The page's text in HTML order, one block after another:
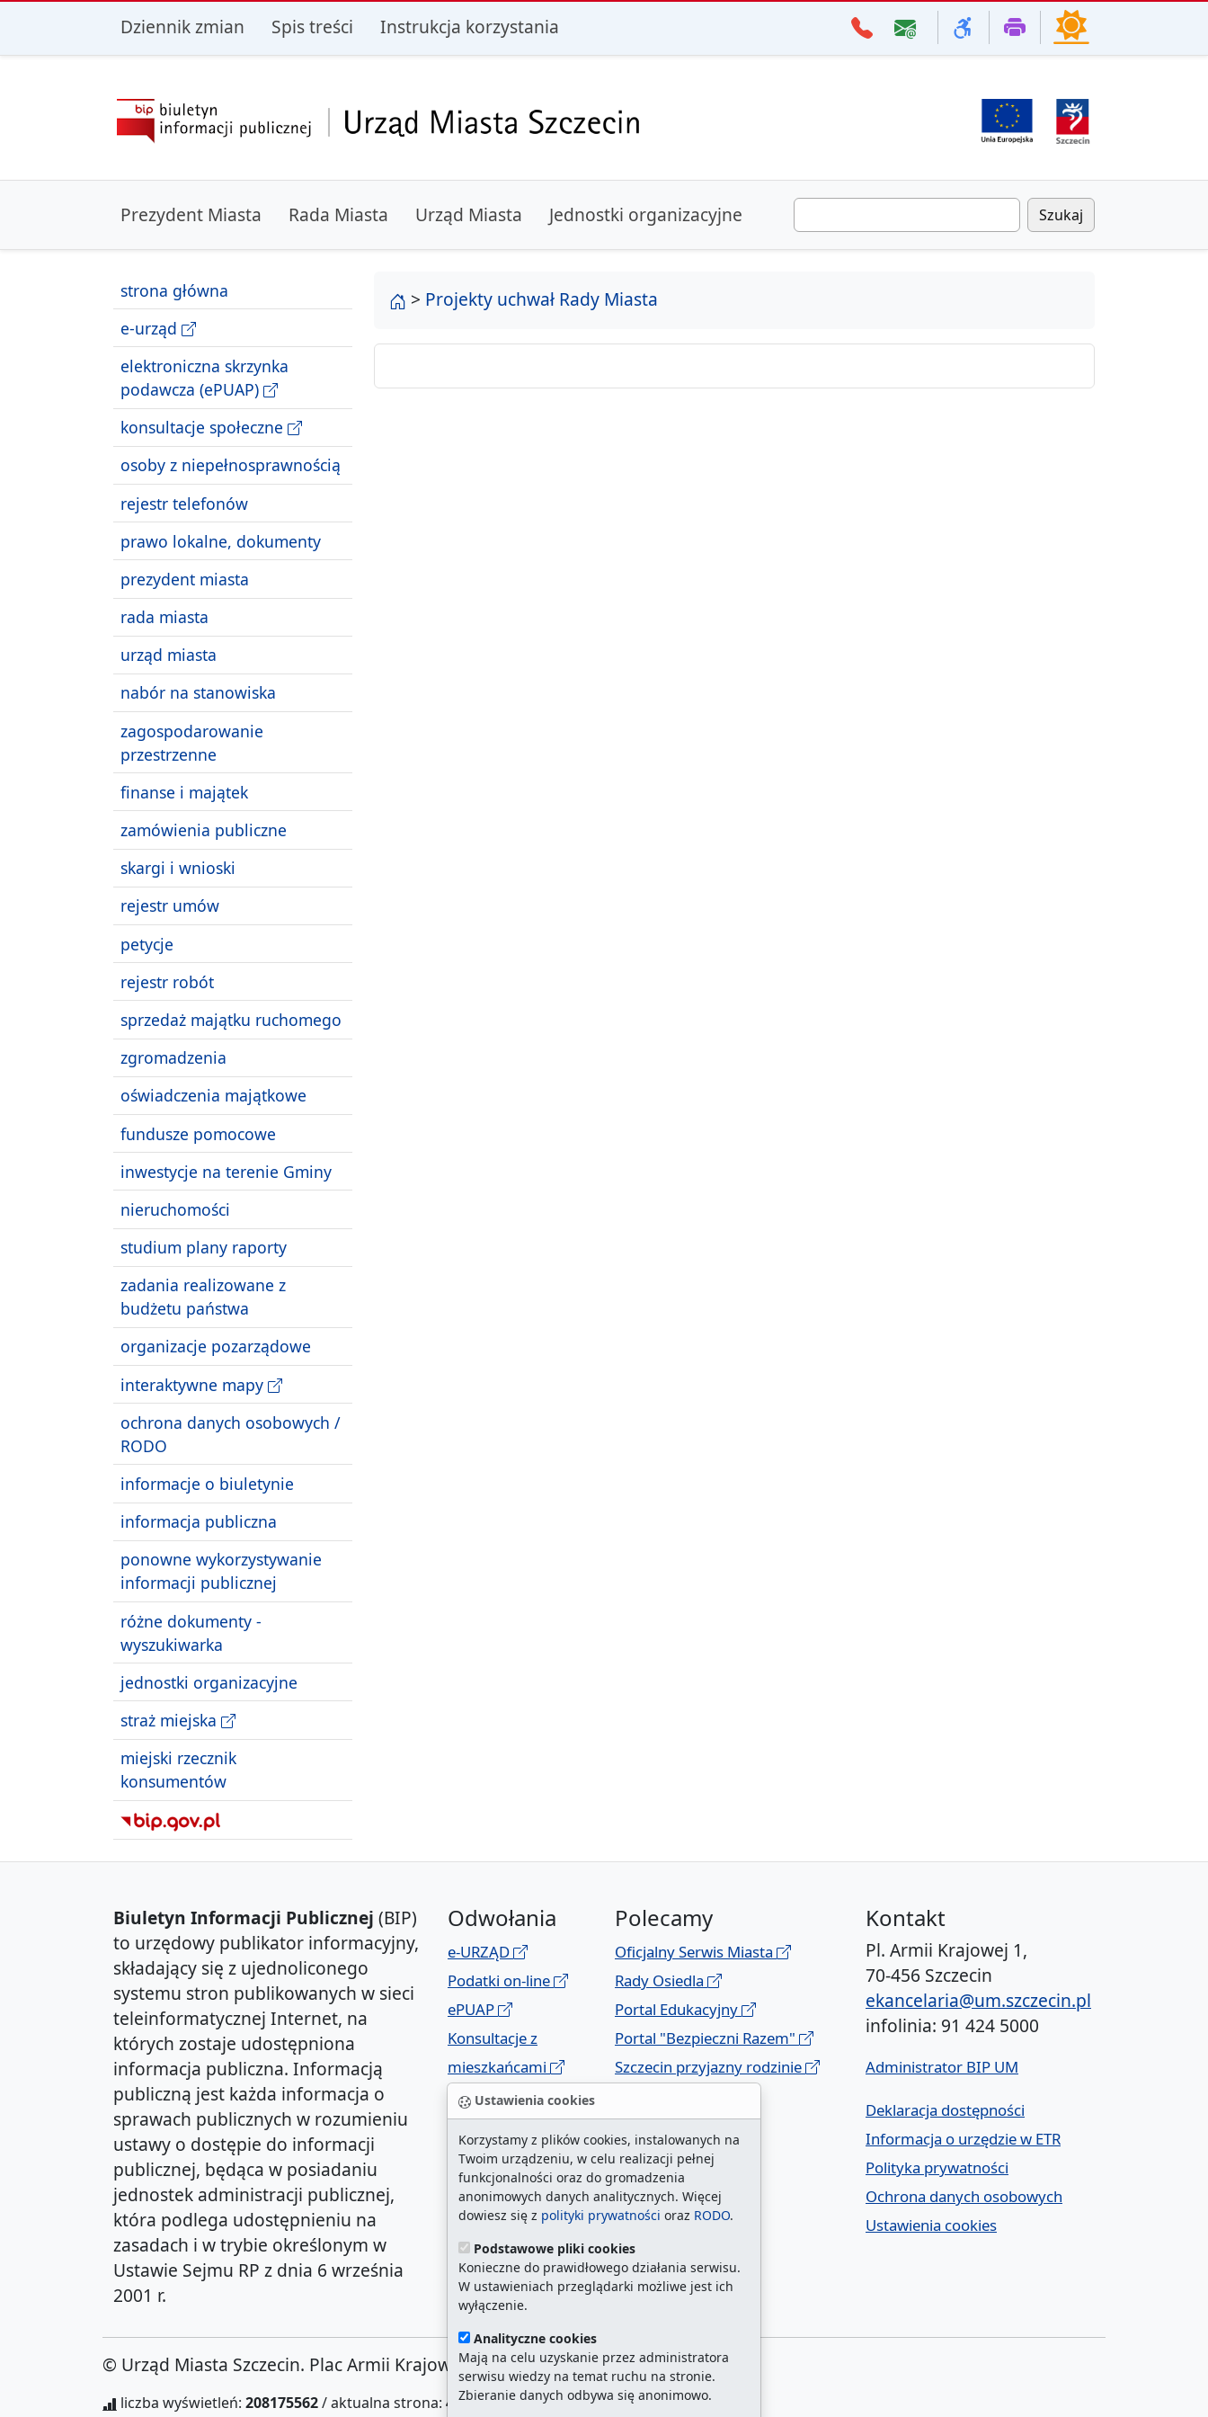
przejdź do głównego menu przejdź do treści
Ustawienia cookies
Korzystamy z plików cookies, instalowanych na
Twoim urządzeniu, w celu realizacji pełnej
funkcjonalności oraz do gromadzenia
anonimowych danych analitycznych. Więcej
dowiesz się z polityki prywatności oraz RODO.
Podstawowe pliki cookies
Konieczne do prawidłowego działania serwisu.
W ustawieniach przeglądarki możliwe jest ich
wyłączenie.
Analityczne cookies
Mają na celu uzyskanie przez administratora
serwisu wiedzy na temat ruchu na stronie.
Zbieranie danych odbywa się anonimowo.
Dziennik zmian Spis treści Instrukcja korzystania
Prezydent Miasta Rada Miasta Urząd Miasta Jednostki organizacyjne Szukaj
strona główna
e-urząd
elektroniczna skrzynka
podawcza (ePUAP)
konsultacje społeczne
osoby z niepełnosprawnością
rejestr telefonów
prawo lokalne, dokumenty
prezydent miasta
rada miasta
urząd miasta
nabór na stanowiska
zagospodarowanie
przestrzenne
finanse i majątek
zamówienia publiczne
skargi i wnioski
rejestr umów
petycje
rejestr robót
sprzedaż majątku ruchomego
zgromadzenia
oświadczenia majątkowe
fundusze pomocowe
inwestycje na terenie Gminy
nieruchomości
studium plany raporty
zadania realizowane z
budżetu państwa
organizacje pozarządowe
interaktywne mapy
ochrona danych osobowych /
RODO
informacje o biuletynie
informacja publiczna
ponowne wykorzystywanie
informacji publicznej
różne dokumenty -
wyszukiwarka
jednostki organizacyjne
straż miejska
miejski rzecznik
konsumentów
strona główna
> Projekty uchwał Rady Miasta
Biuletyn Informacji Publicznej (BIP)
to urzędowy publikator informacyjny,
składający się z ujednoliconego
systemu stron publikowanych w sieci
teleinformatycznej Internet, na
których zostaje udostępniona
informacja publiczna. Informacją
publiczną jest każda informacja o
sprawach publicznych w rozumieniu
ustawy o dostępie do informacji
publicznej, będąca w posiadaniu
jednostek administracji publicznej,
która podlega udostępnieniu na
zasadach i w trybie określonym w
Ustawie Sejmu RP z dnia 6 września
2001 r.
Odwołania
e-URZĄD
Podatki on-line
ePUAP
Konsultacje z
mieszkańcami
Geoportal
Polecamy
Oficjalny Serwis Miasta
Rady Osiedla
Portal Edukacyjny
Portal "Bezpieczni Razem"
Szczecin przyjazny rodzinie
Kontakt
Pl. Armii Krajowej 1,
70-456 Szczecin
ekancelaria@um.szczecin.pl
infolinia: 91 424 5000
Administrator BIP UM
Deklaracja dostępności
Informacja o urzędzie w ETR
Polityka prywatności
Ochrona danych osobowych
Ustawienia cookies
© Urząd Miasta Szczecin. Plac Armii Krajowej 1, 70-456 Szczecin
liczba wyświetleń: 208175562/ aktualna strona: 4631293/najczęściej odwiedzane strony